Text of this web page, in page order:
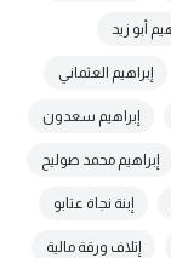
أبو زيد
إبراهيم العثماني
إبراهيم سعدون
إبراهيم محمد صوليح
إبنة نجاة عتابو
إتلاف ورقة مالية